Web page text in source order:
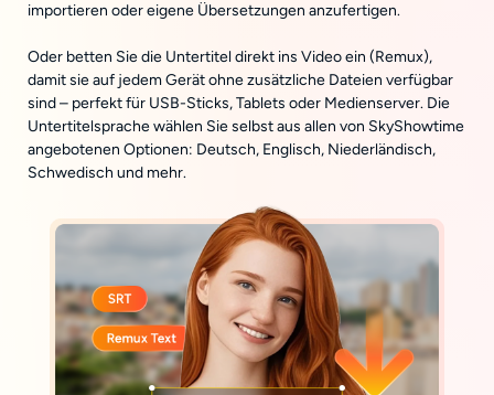
importieren oder eigene Übersetzungen anzufertigen.
Oder betten Sie die Untertitel direkt ins Video ein (Remux),
damit sie auf jedem Gerät ohne zusätzliche Dateien verfügbar
sind – perfekt für USB-Sticks, Tablets oder Medienserver. Die
Untertitelsprache wählen Sie selbst aus allen von SkyShowtime
angebotenen Optionen: Deutsch, Englisch, Niederländisch,
Schwedisch und mehr.